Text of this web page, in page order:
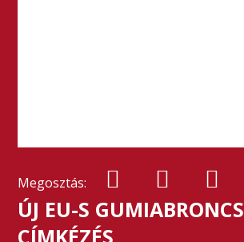
Megosztás:
ÚJ EU-S GUMIABRONCS
CÍMKÉZÉS